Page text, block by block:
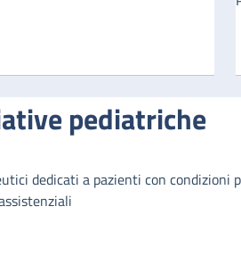
pediatriche
dedicati a pazienti con condizioni